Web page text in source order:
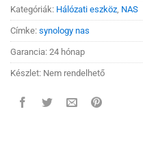
Kategóriák: Hálózati eszköz NAS
Címke: synology nas
Garancia: 24 hónap
Készlet: Nem rendelhető